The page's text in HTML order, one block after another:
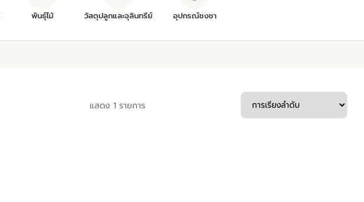
พันธุ์ไม้ วัสดุปลูกและจุลินทรีย์ อุปกรณ์ชงชา
แสดง 1 รายการ